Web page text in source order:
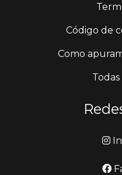
Código de
Como